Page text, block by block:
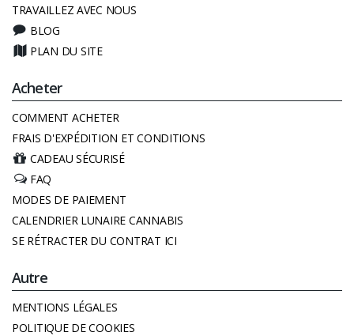
TRAVAILLEZ AVEC NOUS
BLOG
PLAN DU SITE
Acheter
COMMENT ACHETER
FRAIS D'EXPÉDITION ET CONDITIONS
CADEAU SÉCURISÉ
FAQ
MODES DE PAIEMENT
CALENDRIER LUNAIRE CANNABIS
SE RÉTRACTER DU CONTRAT ICI
Autre
MENTIONS LÉGALES
POLITIQUE DE COOKIES